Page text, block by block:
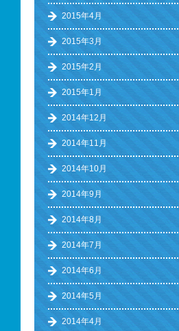
2015年4月
2015年3月
2015年2月
2015年1月
2014年12月
2014年11月
2014年10月
2014年9月
2014年8月
2014年7月
2014年6月
2014年5月
2014年4月